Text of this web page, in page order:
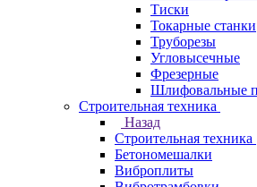
Тиски
Токарные станки
Труборезы
Угловысечные
Фрезерные
Шлифовальные
Строительная техника
Назад
Строительная техника
Бетономешалки
Виброплиты